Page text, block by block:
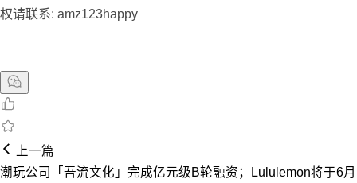
权请联系: amz123happy
上一篇
潮玩公司「吾流文化」完成亿元级B轮融资；Lululemon将于6月